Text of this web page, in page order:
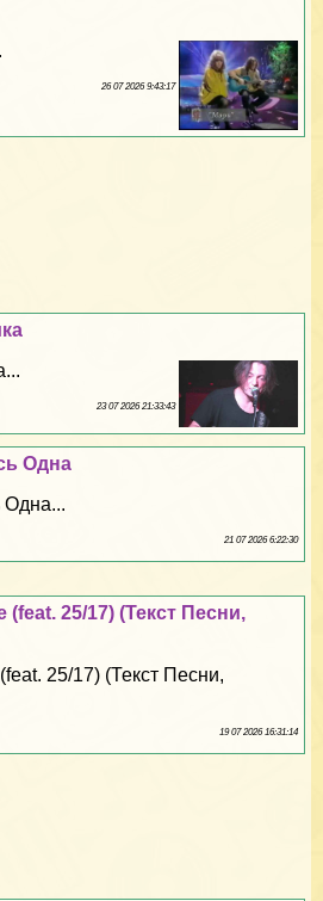
26 07 2026 9:43:17
23 07 2026 21:33:43
Одна
Одна...
21 07 2026 6:22:30
25/17) (Текст Песни,
25/17) (Текст Песни,
19 07 2026 16:31:14